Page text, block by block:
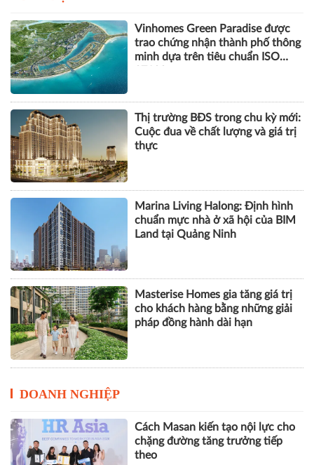
BẤT ĐỘNG SẢN
Vinhomes Green Paradise được
trao chứng nhận thành phố thông
minh dựa trên tiêu chuẩn ISO
Thị trường BĐS trong chu kỳ mới:
Cuộc đua về chất lượng và giá trị
thực
Marina Living Halong: Định hình
chuẩn mực nhà ở xã hội của BIM
Land tại Quảng Ninh